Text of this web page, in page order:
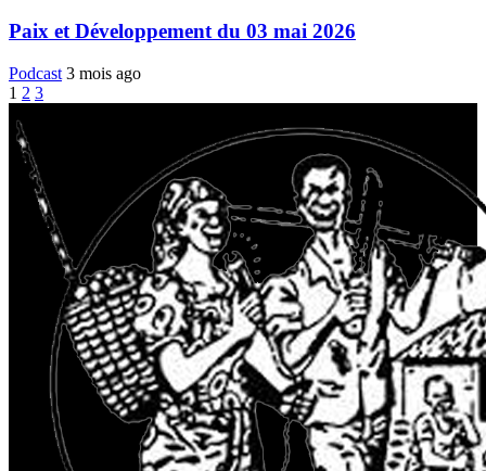
Paix et Développement du 03 mai 2026
Podcast 3 mois ago
1 2 3